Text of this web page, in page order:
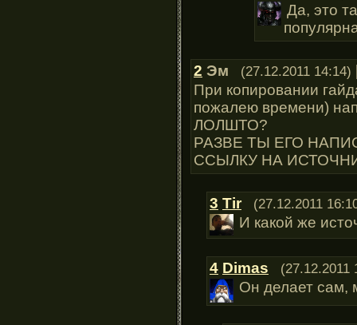
Да, это
2 Эм (27.12.2011 14:14)
При копировании
пожалею времени)
ЛОЛШТО?
РАЗВЕ ТЫ ЕГО
ССЫЛКУ НА
3 Tir (27.12.2011
И какой же
4 Dimas (27.12.2011
Он делает сам,